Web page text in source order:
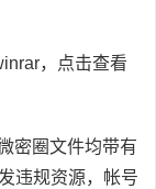
，点击查看
密圈文件均带有
违规资源，帐号